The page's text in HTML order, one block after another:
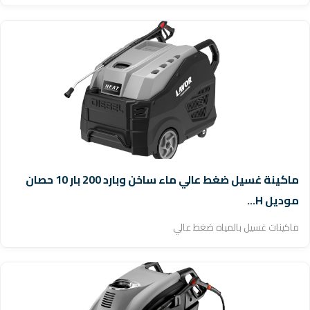
ماكينة غسيل ضغط عالي ماء ساخن وبارد 200 بار 10 حصان
موديل H...
ماكينات غسيل بالمياه ضغط عالي